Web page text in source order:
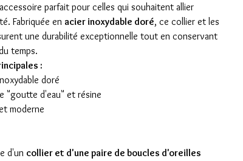
parfait pour celles qui souhaitent allier
Fabriquée en acier inoxydable doré, ce collier et les
une durabilité exceptionnelle tout en conservant
temps.
:
doré
"goutte d'eau" et résine
moderne
d'un collier et d'une paire de boucles d'oreilles